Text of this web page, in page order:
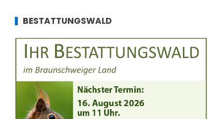
BESTATTUNGSWALD